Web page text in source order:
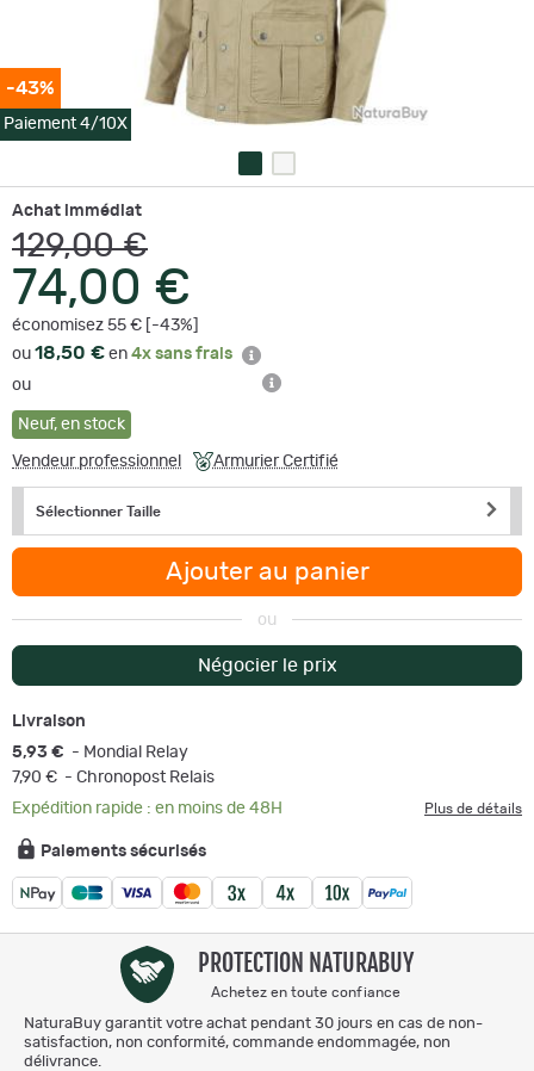
-43%
Paiement 4/10X
Achat immédiat
129,00 €
74,00 €
économisez 55 € [-43%]
ou 18,50 € en 4x sans frais
ou
Neuf, en stock
Vendeur professionnel Armurier Certifié
Sélectionner Taille
Ajouter au panier
ou
Négocier le prix
Livraison
5,93 € - Mondial Relay
7,90 € - Chronopost Relais
Expédition rapide : en moins de 48H
Plus de détails
Paiements sécurisés
PROTECTION NATURABUY
Achetez en toute confiance
NaturaBuy garantit votre achat pendant 30 jours en cas de non-
satisfaction, non conformité, commande endommagée, non
délivrance.